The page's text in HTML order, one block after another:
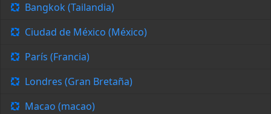
Bangkok (Tailandia)
Ciudad de México (México)
París (Francia)
Londres (Gran Bretaña)
Macao (macao)